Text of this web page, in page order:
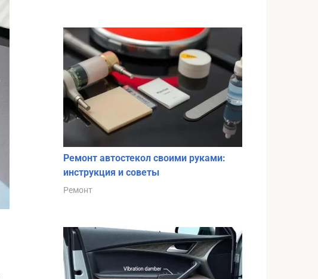
Ремонт автостекол своими руками:
инструкция и советы
Ремонт